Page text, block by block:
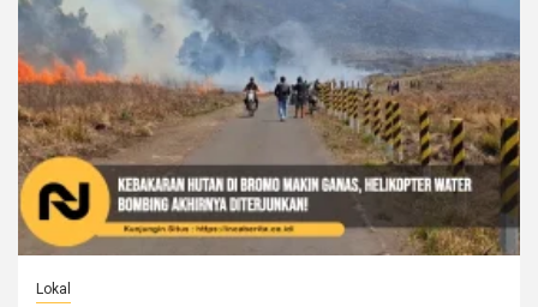
Lokal